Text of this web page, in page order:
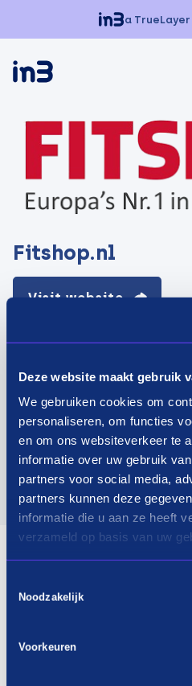
Deze website maakt gebruik
We gebruiken cookies om
personaliseren, om functies
en om ons websiteverkeer te
informatie over uw gebruik
partners voor social media,
partners kunnen deze
informatie die u aan ze heeft
verzameld op basis van uw
Noodzakelijk
Voorkeuren
a
Fitshop.nl
Visit website